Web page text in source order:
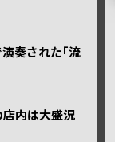
奏された｢流
内は大盛況